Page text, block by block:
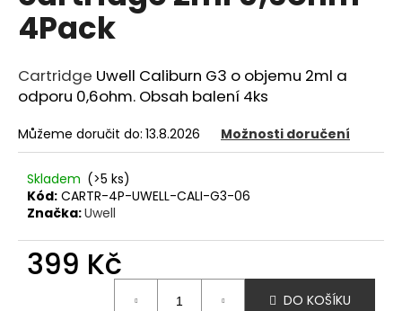
hvězdiček.
4Pack
Cartridge Uwell Caliburn G3 o objemu 2ml a
odporu 0,6ohm. Obsah balení 4ks
Můžeme doručit do: 13.8.2026 Možnosti doručení
Skladem (>5 ks)
Kód: CARTR-4P-UWELL-CALI-G3-06
Značka:Uwell
399 Kč
DO KOŠÍKU
a
í
t